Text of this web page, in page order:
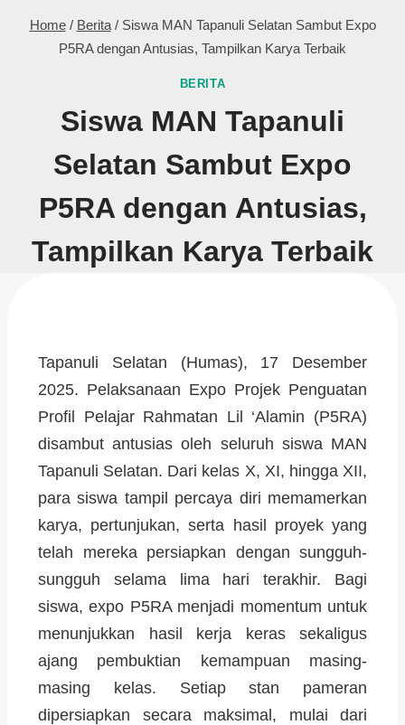
Home / Berita / Siswa MAN Tapanuli Selatan Sambut Expo
P5RA dengan Antusias, Tampilkan Karya Terbaik
BERITA
Siswa MAN Tapanuli
Selatan Sambut Expo
P5RA dengan Antusias,
Tampilkan Karya Terbaik
Tapanuli Selatan (Humas), 17 Desember
2025. Pelaksanaan Expo Projek Penguatan
Profil Pelajar Rahmatan Lil ‘Alamin (P5RA)
disambut antusias oleh seluruh siswa MAN
Tapanuli Selatan. Dari kelas X, XI, hingga XII,
para siswa tampil percaya diri memamerkan
karya, pertunjukan, serta hasil proyek yang
telah mereka persiapkan dengan sungguh-
sungguh selama lima hari terakhir. Bagi
siswa, expo P5RA menjadi momentum untuk
menunjukkan hasil kerja keras sekaligus
ajang pembuktian kemampuan masing-
masing kelas. Setiap stan pameran
dipersiapkan secara maksimal, mulai dari